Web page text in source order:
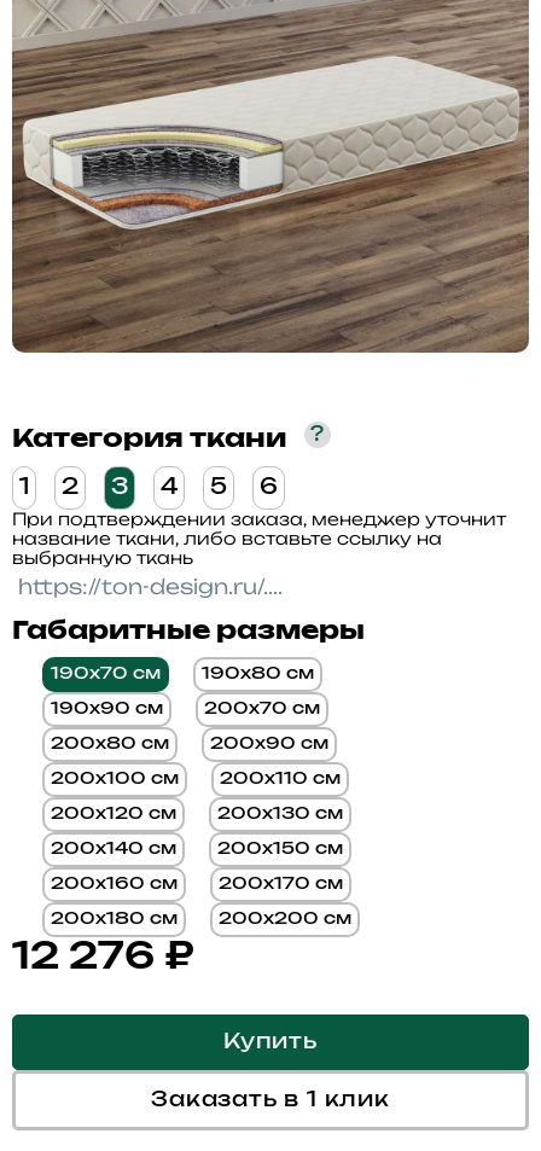
Категория ткани ?
1 2 3 4 5 6
При подтверждении заказа, менеджер уточнит
название ткани, либо вставьте ссылку на
выбранную ткань
Габаритные размеры
190x70 см 190x80 см
190x90 см 200x70 см
200x80 см 200x90 см
200x100 см 200x110 см
200x120 см 200x130 см
200x140 см 200x150 см
200x160 см 200x170 см
200x180 см 200x200 см
12 276 ₽
Купить
Заказать в 1 клик